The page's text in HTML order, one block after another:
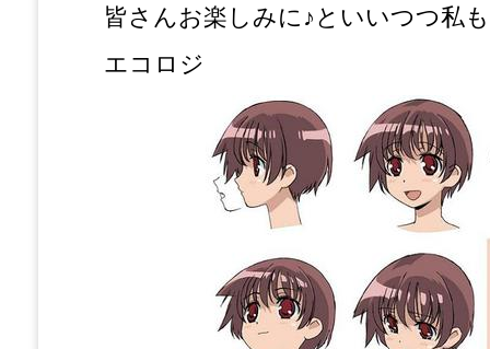
皆さんお楽しみに♪といいつつ私
エコロジ